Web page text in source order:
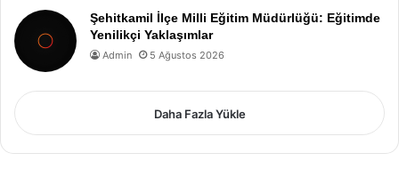
Şehitkamil İlçe Milli Eğitim Müdürlüğü: Eğitimde
Yenilikçi Yaklaşımlar
Admin 5 Ağustos 2026
Daha Fazla Yükle